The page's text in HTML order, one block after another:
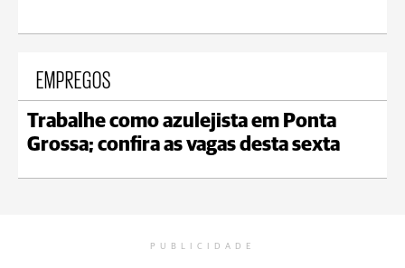
EMPREGOS
Trabalhe como azulejista em Ponta
Grossa; confira as vagas desta sexta
PUBLICIDADE